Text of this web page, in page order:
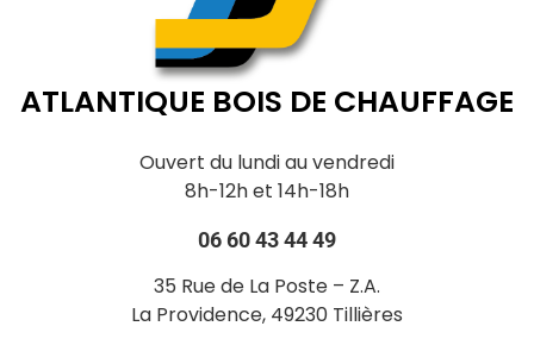
ATLANTIQUE BOIS DE CHAUFFAGE
Ouvert du lundi au vendredi
8h-12h et 14h-18h
06 60 43 44 49
35 Rue de La Poste – Z.A.
La Providence, 49230 Tillières